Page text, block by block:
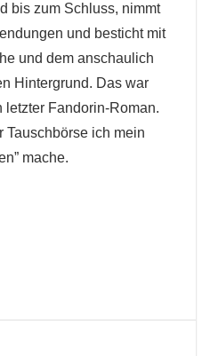
bis zum Schluss, nimmt
und besticht mit
und dem anschaulich
Hintergrund. Das war
letzter Fandorin-Roman.
Tauschbörse ich mein
mache.